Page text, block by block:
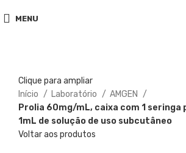
MENU
Clique para ampliar
Início
Laboratório
AMGEN
Prolia 60mg/mL, caixa com 1 seringa
1mL de solução de uso subcutâneo
Voltar aos produtos